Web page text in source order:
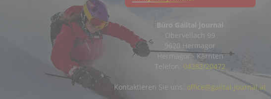
Büro Gailtal Journal
Obervellach 99
9620 Hermagor
Hermagor - Kärnten
Telefon: 04282/20472
Kontaktieren Sie uns: office@gailtal-journal.at